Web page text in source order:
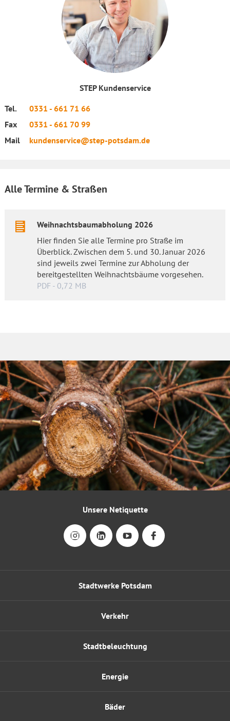
STEP Kundenservice
Tel.
0331 - 661 71 66
Fax
0331 - 661 70 99
Mail
kundenservice@step-potsdam.de
Alle Termine & Straßen
Weihnachtsbaumabholung 2026
Hier finden Sie alle Termine pro Straße im
Überblick. Zwischen dem 5. und 30. Januar 2026
sind jeweils zwei Termine zur Abholung der
bereitgestellten Weihnachtsbäume vorgesehen.
PDF - 0,72 MB
Stadtwerke Potsdam
Energie
Verkehr
Bäder
Stadtbeleuchtung
Unsere Netiquette